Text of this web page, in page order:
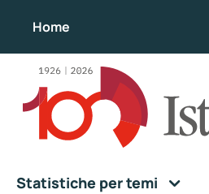
Home
Statistiche per temi